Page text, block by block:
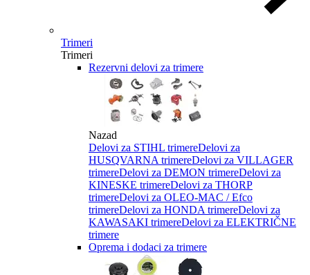
Trimeri
Trimeri
Rezervni delovi za trimere
Nazad
Delovi za STIHL trimereDelovi za
HUSQVARNA trimereDelovi za VILLAGER
trimereDelovi za DEMON trimereDelovi za
KINESKE trimereDelovi za THORP
trimereDelovi za OLEO-MAC / Efco
trimereDelovi za HONDA trimereDelovi za
KAWASAKI trimereDelovi za ELEKTRIČNE
trimere
Oprema i dodaci za trimere